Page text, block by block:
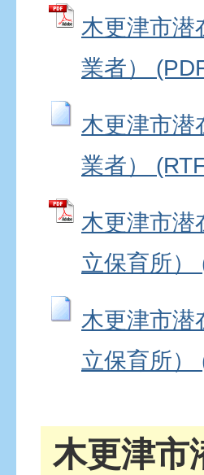
木更津市潜
業者）
木更津市潜
業者）
木更津市潜
立保育所
木更津市潜
立保育所）
木更津市